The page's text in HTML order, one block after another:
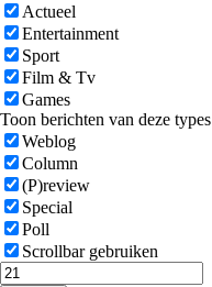
Actueel
Entertainment
Sport
Film & Tv
Games
Toon berichten van deze types
Weblog
Column
(P)review
Special
Poll
Scrollbar gebruiken